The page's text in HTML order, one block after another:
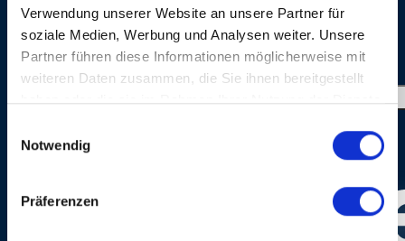
Verwendung unserer Website an unsere Partner für
soziale Medien, Werbung und Analysen weiter. Unsere
Partner führen diese Informationen möglicherweise mit
weiteren Daten zusammen, die Sie ihnen bereitgestellt
haben oder die sie im Rahmen Ihrer Nutzung der Dienste
Notwendig
Präferenzen
GALERIE PHOTOS